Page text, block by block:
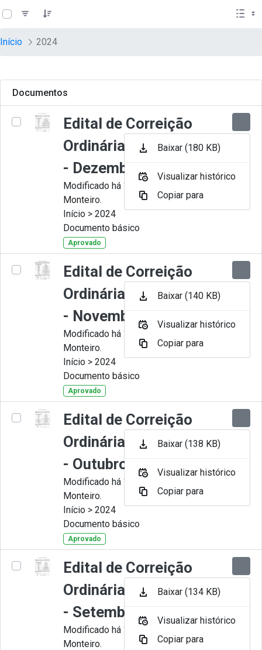
Pular para o Conteúdo principal
teste descricao
Início 2024
Documentos
Edital de Correição
Ordinária nº 012-2024
- Dezembro
Modificado há 11 Meses por Juliana
Monteiro.
Início > 2024
Documento básico
Aprovado
Edital de Correição
Ordinária nº 011-2024
- Novembro
Modificado há 11 Meses por Juliana
Monteiro.
Início > 2024
Documento básico
Aprovado
Edital de Correição
Ordinária nº 010-2024
- Outubro.
Modificado há 11 Meses por Juliana
Monteiro.
Início > 2024
Documento básico
Aprovado
Edital de Correição
Ordinária nº 009-2024
- Setembro
Modificado há 11 Meses por Juliana
Monteiro.
Baixar (180 KB)
Visualizar histórico
Copiar para
Baixar (140 KB)
Visualizar histórico
Copiar para
Baixar (138 KB)
Visualizar histórico
Copiar para
Baixar (134 KB)
Visualizar histórico
Copiar para